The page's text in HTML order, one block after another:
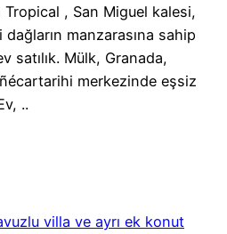
, San Miguel kalesi,
manzarasına sahip
satılık. Mülk, Granada,
merkezinde eşsiz
..